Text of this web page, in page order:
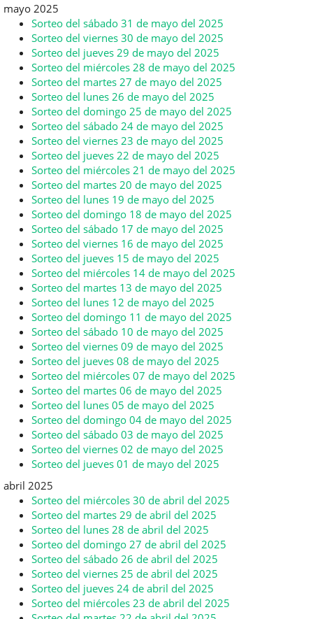
mayo 2025
Sorteo del sábado 31 de mayo del 2025
Sorteo del viernes 30 de mayo del 2025
Sorteo del jueves 29 de mayo del 2025
Sorteo del miércoles 28 de mayo del 2025
Sorteo del martes 27 de mayo del 2025
Sorteo del lunes 26 de mayo del 2025
Sorteo del domingo 25 de mayo del 2025
Sorteo del sábado 24 de mayo del 2025
Sorteo del viernes 23 de mayo del 2025
Sorteo del jueves 22 de mayo del 2025
Sorteo del miércoles 21 de mayo del 2025
Sorteo del martes 20 de mayo del 2025
Sorteo del lunes 19 de mayo del 2025
Sorteo del domingo 18 de mayo del 2025
Sorteo del sábado 17 de mayo del 2025
Sorteo del viernes 16 de mayo del 2025
Sorteo del jueves 15 de mayo del 2025
Sorteo del miércoles 14 de mayo del 2025
Sorteo del martes 13 de mayo del 2025
Sorteo del lunes 12 de mayo del 2025
Sorteo del domingo 11 de mayo del 2025
Sorteo del sábado 10 de mayo del 2025
Sorteo del viernes 09 de mayo del 2025
Sorteo del jueves 08 de mayo del 2025
Sorteo del miércoles 07 de mayo del 2025
Sorteo del martes 06 de mayo del 2025
Sorteo del lunes 05 de mayo del 2025
Sorteo del domingo 04 de mayo del 2025
Sorteo del sábado 03 de mayo del 2025
Sorteo del viernes 02 de mayo del 2025
Sorteo del jueves 01 de mayo del 2025
abril 2025
Sorteo del miércoles 30 de abril del 2025
Sorteo del martes 29 de abril del 2025
Sorteo del lunes 28 de abril del 2025
Sorteo del domingo 27 de abril del 2025
Sorteo del sábado 26 de abril del 2025
Sorteo del viernes 25 de abril del 2025
Sorteo del jueves 24 de abril del 2025
Sorteo del miércoles 23 de abril del 2025